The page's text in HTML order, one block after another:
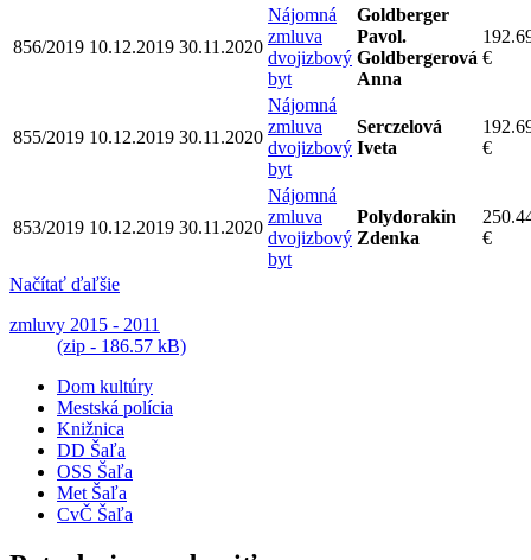
856/2019 10.12.2019 30.11.2020
Nájomná
zmluva
dvojizbový
byt
Goldberger
Pavol.
Goldbergerová
Anna
€
855/2019 10.12.2019 30.11.2020
Nájomná
zmluva
dvojizbový
byt
Serczelová
Iveta
€
853/2019 10.12.2019 30.11.2020
Nájomná
zmluva
dvojizbový
byt
Polydorakin
Zdenka
€
Načítať ďaľšie
zmluvy 2015 - 2011
(zip - 186.57 kB)
Dom kultúry
Mestská polícia
Knižnica
DD Šaľa
OSS Šaľa
Met Šaľa
CvČ Šaľa